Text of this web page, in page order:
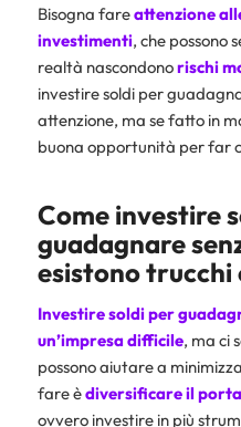
Bisogna fareattenzione
investimenti, che possono
realtà nascondonorischi
investire soldi per
attenzione, ma se fatto in
buona opportunità per far
Come investire
guadagnare
esistono trucchi
Investire soldi per
un’impresa difficile, ma ci
possono aiutare a
fare èdiversificare il
ovvero investire in più